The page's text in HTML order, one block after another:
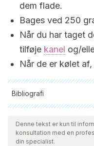
dem flade.
Bages ved 250
Når du har taget
tilføje kanel og/
Når de er kølet
Bibliografi
Alle citerede kilder blev
for at sikre deres kvalitet,
Bibliografien i denne
Denne tekst er kun til
konsultation med en
din specialist.